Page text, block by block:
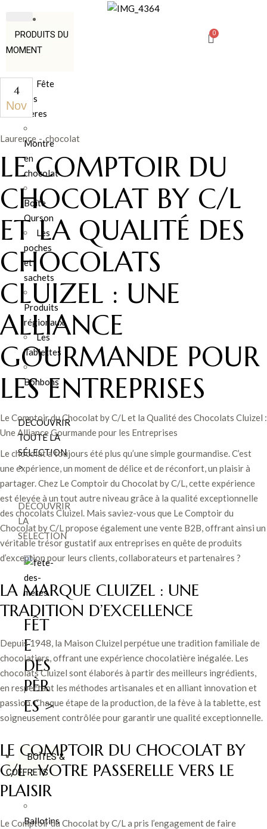
PRODUITS DU
MOMENT
Fête
des
Pères
Montre
en
chocolat
Boîte
Ourson
Les
poches
et
sachets
Produits
régionaux
Les
Tablettes
Bonbons
DÉCOUVRIR
TOUTE LA
SÉLECTION
>
DÉCOUVRIR
LA
SÉLECTION
FÊT
E
DES
PÈR
ES >
BOÎTES &
COFFRETS
Ballotins
4
Nov
Laurence chocolat
LE COMPTOIR DU
CHOCOLAT BY C/L
ET LA QUALITÉ DES
CHOCOLATS
CLUIZEL : UNE
ALLIANCE
GOURMANDE POUR
LES ENTREPRISES
Le Comptoir du Chocolat by C/L et la Qualité des Chocolats Cluizel :
Une Alliance Gourmande pour les Entreprises
Le chocolat a toujours été plus qu’une simple gourmandise. C’est
une expérience, un moment de délice et de réconfort, un plaisir à
partager. Chez Le Comptoir du Chocolat by C/L, cette expérience
est élevée à un tout autre niveau grâce à la qualité exceptionnelle
des chocolats Cluizel. Mais saviez-vous que Le Comptoir du
Chocolat by C/L propose également une vente B2B, offrant ainsi un
véritable trésor gustatif aux entreprises en quête de produits
d’exception pour leurs clients, collaborateurs et partenaires ?
LA MARQUE CLUIZEL : UNE
TRADITION D’EXCELLENCE
Depuis 1948, la Maison Cluizel perpétue une tradition familiale de
chocolatiers, offrant une expérience chocolatière inégalée. Les
chocolats Cluizel sont élaborés à partir des meilleurs ingrédients,
en respectant les méthodes artisanales et en alliant innovation et
passion. Chaque étape de la production, de la fève à la tablette, est
soigneusement contrôlée pour garantir une qualité exceptionnelle.
LE COMPTOIR DU CHOCOLAT BY
C/L : VOTRE PASSERELLE VERS LE
PLAISIR
Le Comptoir du Chocolat by C/L a pris l’engagement de faire